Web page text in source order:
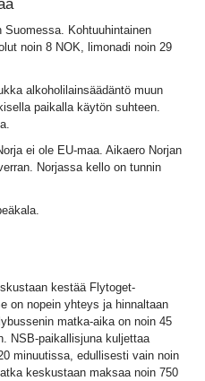
Suomessa. Kohtuuhintainen
noin 8 NOK, limonadi noin 29
alkoholilainsäädäntö muun
paikalla käytön suhteen.
ei ole EU-maa. Aikaero Norjan
Norjassa kello on tunnin
kestää Flytoget-
on nopein yhteys ja hinnaltaan
matka-aika on noin 45
NSB-paikallisjuna kuljettaa
minuutissa, edullisesti vain noin
keskustaan maksaa noin 750